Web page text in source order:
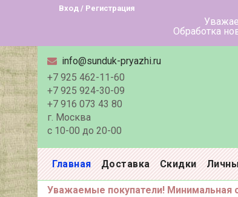
Вход / Регистрация
Уважаемые клиенты! В
Обработка новых заказов
info@sunduk-pryazhi.ru
+7 925 462-11-60
+7 925 924-30-09
+7 916 073 43 80
г. Москва
с 10-00 до 20-00
Главная Доставка Скидки
Уважаемые покупатели! Минимальная